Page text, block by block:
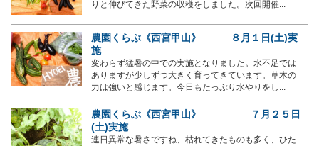
りと伸びてきた野菜の収穫をしました。次回開催...
農園くらぶ《西宮甲山》 ８月１日(土)実
施
変わらず猛暑の中での実施となりました。水不足では
ありますが少しずつ大きく育ってきています。草木の
力は強いと感じます。今日もたっぷり水やりをし...
農園くらぶ《西宮甲山》 ７月２５日
(土)実施
連日異常な暑さですね、枯れてきたものも多く、ひた